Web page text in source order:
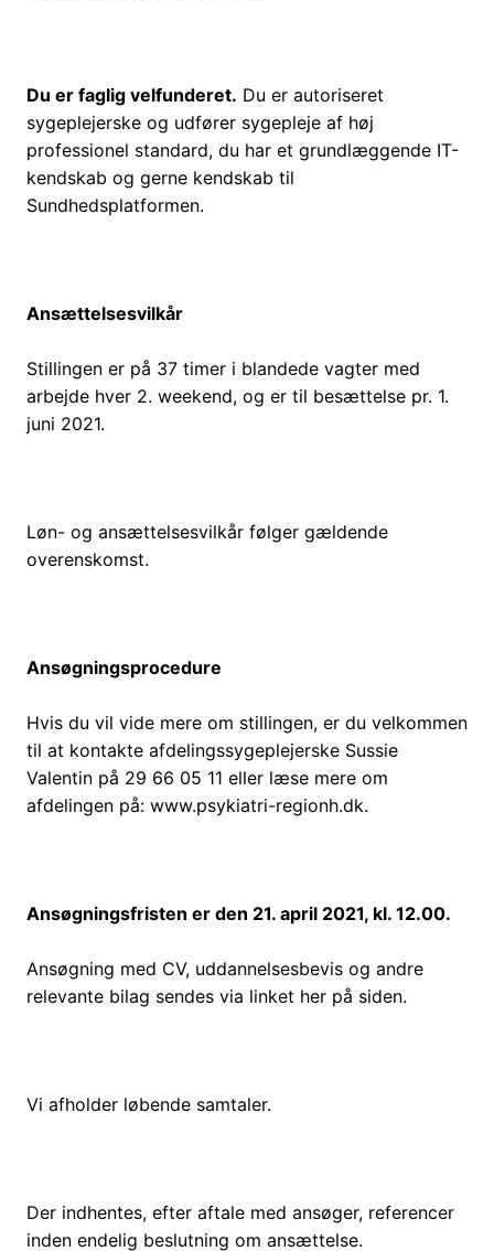
Du er faglig velfunderet. Du er autoriseret
sygeplejerske og udfører sygepleje af høj
professionel standard, du har et grundlæggende IT-
kendskab og gerne kendskab til
Sundhedsplatformen.
Ansættelsesvilkår
Stillingen er på 37 timer i blandede vagter med
arbejde hver 2. weekend, og er til besættelse pr. 1.
juni 2021.
Løn- og ansættelsesvilkår følger gældende
overenskomst.
Ansøgningsprocedure
Hvis du vil vide mere om stillingen, er du velkommen
til at kontakte afdelingssygeplejerske Sussie
Valentin på 29 66 05 11 eller læse mere om
afdelingen på: www.psykiatri-regionh.dk.
Ansøgningsfristen er den 21. april 2021, kl. 12.00.
Ansøgning med CV, uddannelsesbevis og andre
relevante bilag sendes via linket her på siden.
Vi afholder løbende samtaler.
Der indhentes, efter aftale med ansøger, referencer
inden endelig beslutning om ansættelse.